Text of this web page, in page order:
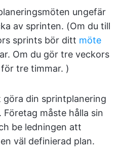
ungefär
av sprinten. (Om du till
sprints bör ditt möte
Om du gör tre veckors
tre timmar. )
din sprintplanering
måste hålla sin
be ledningen att
väl definierad plan.